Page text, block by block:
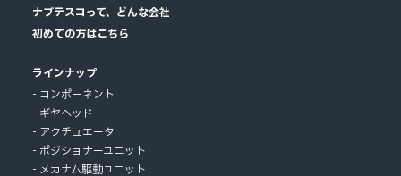
ナブテスコって、どんな会社
初めての方はこちら
ラインナップ
コンポーネント
ギヤヘッド
アクチュエータ
ポジショナーユニット
メカナム駆動ユニット